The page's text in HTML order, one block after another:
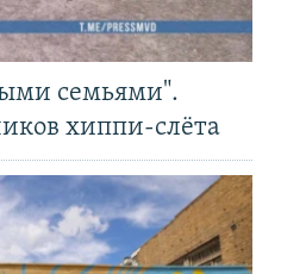
семьями".
хиппи-слёта